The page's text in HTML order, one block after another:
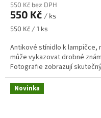
550 Kč bez DPH
550 Kč / ks
Měrná
550 Kč / 1 ks
Antikové stínidlo k lampičce,
může vykazovat drobné
Fotografie zobrazují
Novinka